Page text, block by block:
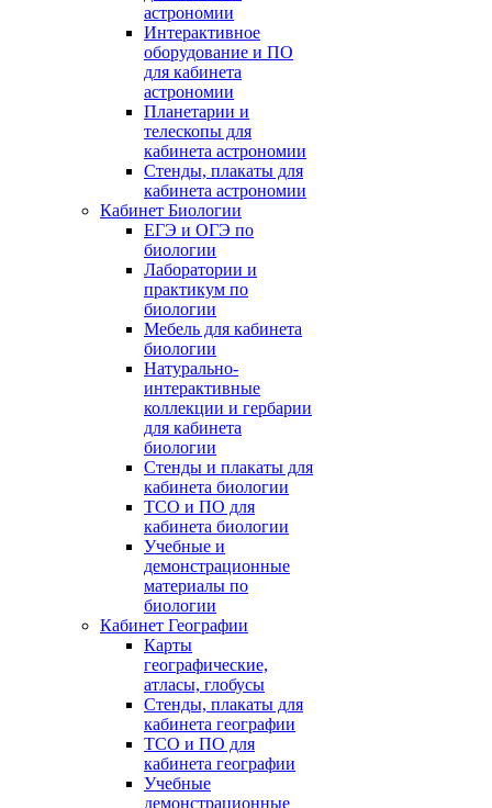
астрономии
Интерактивное
оборудование и ПО
для кабинета
астрономии
Планетарии и
телескопы для
кабинета астрономии
Стенды, плакаты для
кабинета астрономии
Кабинет Биологии
ЕГЭ и ОГЭ по
биологии
Лаборатории и
практикум по
биологии
Мебель для кабинета
биологии
Натурально-
интерактивные
коллекции и гербарии
для кабинета
биологии
Стенды и плакаты для
кабинета биологии
ТСО и ПО для
кабинета биологии
Учебные и
демонстрационные
материалы по
биологии
Кабинет Географии
Карты
географические,
атласы, глобусы
Стенды, плакаты для
кабинета географии
ТСО и ПО для
кабинета географии
Учебные
демонстрационные